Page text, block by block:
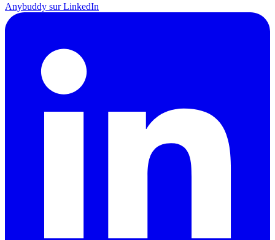
Anybuddy sur LinkedIn